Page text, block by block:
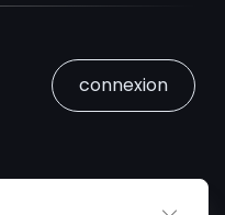
connexion